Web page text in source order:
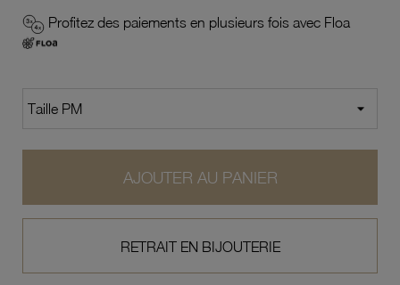
Profitez des paiements en plusieurs fois avec Floa
AJOUTER AU PANIER
RETRAIT EN BIJOUTERIE